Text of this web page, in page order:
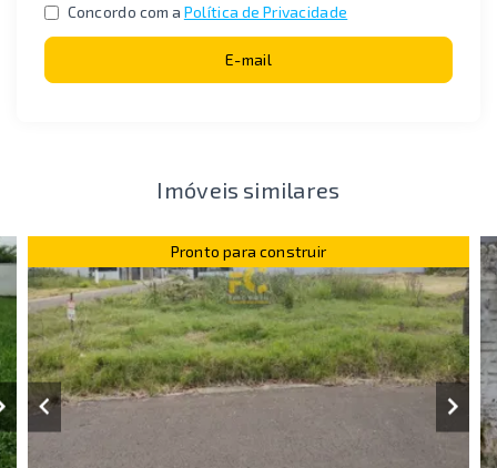
Concordo com a Política de Privacidade
E-mail
Imóveis similares
Pronto para construir